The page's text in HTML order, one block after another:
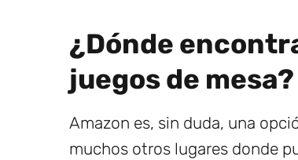
¿Dónde
juegos de mesa?
Amazon es, sin duda, una
muchos otros lugares donde